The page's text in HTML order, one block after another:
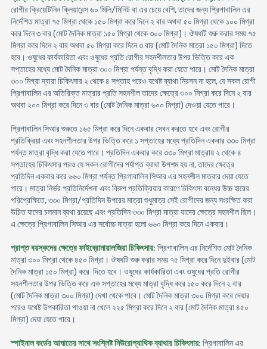
রোগীর ক্রিয়েটিনিন ক্লিয়ারেন্স ৬০ মিলি/মিনিট বা এর চেয়ে বেশি, তাদের জন্য প্রিগাবালিন এর
নির্দেশিত মাত্রা ৭৫ মিগ্রা থেকে ১৫০ মিগ্রা করে দিনে ২ বার অথবা ৫০ মিগ্রা থেকে ১০০ মিগ্রা
করে দিনে ৩ বার (মোট দৈনিক মাত্রা ১৫০ মিগ্রা থেকে ৩০০ মিগ্রা)। ঔষধটি শুরু করার সময় ৭৫
মিগ্রা করে দিনে ২ বার অথবা ৫০ মিগ্রা করে দিনে ৩ বার (মোট দৈনিক মাত্রা ১৫০ মিগ্রা) দিতে
হবে। ওষুধের কার্যকারিতা এবং ওষুধের প্রতি রোগীর সহনশীলতার উপর ভিত্তি করে এক
সপ্তাহের মধ্যে মোট দৈনিক মাত্রা ৩০০ মিগ্রা পর্যন্ত বৃদ্ধি করা যেতে পারে। মোট দৈনিক মাত্রা
৩০০ মিগ্রা দ্বারা চিকিৎসার ২ থেকে ৪ সপ্তাহ পরেও যথেষ্ট ব্যাথা নিরসন না হলে, যে সকল রোগী
প্রিগাবালিন এর অতিরিক্ত মাত্রার প্রতি সহনশীল তাদের ক্ষেত্রে ৩০০ মিগ্রা করে দিনে ২ বার
অথবা ২০০ মিগ্রা করে দিনে ৩ বার (মোট দৈনিক মাত্রা ৬০০ মিগ্রা) দেওয়া যেতে পারে।
প্রিগাবালিন সিআর শুরুতে ১৬৫ মিগ্রা করে দিনে একবার সেবন করতে হবে এবং রোগীর
প্রতিক্রিয়া এবং সহনশীলতার উপর ভিত্তি করে ১ সপ্তাহের মধ্যে প্রতিদিন একবার ৩৩০ মিগ্রা
পর্যন্ত মাত্রা বৃদ্ধি করা যেতে পারে। প্রতিদিন একবার করে ৩৩০ মিগ্রা মাত্রায় ২ থেকে ৪
সপ্তাহের চিকিৎসার পরও যে সকল রোগীদের পর্যাপ্ত ব্যাথা উপশম হয় না, তাদের ক্ষেত্রে
প্রতিদিন একবার করে ৬৬০ মিগ্রা পর্যন্ত প্রিগাবালিন সিআর এর সহনশীল মাত্রার দেয়া যেতে
পারে। মাত্রা নির্ভর প্রতিনির্দেশনা এবং বিরুপ প্রতিক্রিয়ার কারণে চিকিৎসা বন্ধের উচ্চ হারের
পরিপ্রেক্ষিতে, ৩৩০ মিগ্রা/প্রতিদিন উপরের মাত্রা শুধুমাত্র সেই রোগীদের জন্য সংরক্ষিত করা
উচিত যাদের চলমান ব্যথা রয়েছে এবং প্রতিদিন ৩৩০ মিগ্রা মাত্রা যাদের ক্ষেত্রে সহনশীল ছিল।
এ ক্ষেত্রে প্রিগাবালিন সিআর এর সর্বোচ্চ মাত্রা হলো ৬৬০ মিগ্রা করে দিনে একবার।
প্রাপ্ত বয়স্কদের ক্ষেত্রে ফাইব্রোমায়ালজিয়া চিকিৎসায়: প্রিগাবালিন এর নির্দেশিত মোট দৈনিক
মাত্রা ৩০০ মিগ্রা থেকে ৪৫০ মিগ্রা। ঔষধটি শুরু করার সময় ৭৫ মিগ্রা করে দিনে দুইবার (মোট
দৈনিক মাত্রা ১৫০ মিগ্রা) করে দিতে হবে। ওষুধের কার্যকারিতা এবং ওষুধের প্রতি রোগীর
সহনশীলতার উপর ভিত্তি করে এক সপ্তাহের মধ্যে মাত্রা বৃদ্ধি করে ১৫০ করে দিনে ২ বার
(মোট দৈনিক মাত্রা ৩০০ মিগ্রা) দেখা থেকে পাবে। মোট দৈনিক মাত্রা ৩০০ মিগ্রা করে দেয়ার
পরেও যথেষ্ট উপকারিতা পাওয়া না খেলে ২২৫ মিগ্রা করে দিনে ২ বার (মোট দৈনিক মাত্রা ৪৫০
মিগ্রা) দেয়া যেতে পারে।
স্পাইনাল কর্ডের আঘাতের সাথে সংশ্লিষ্ট নিউরোপ্যাথিক ব্যাথার চিকিৎসায়: প্রিগাবালিন এর